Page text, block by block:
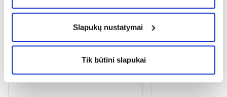
Slapukų nustatymai
Tik būtini slapukai
Panašios prekės